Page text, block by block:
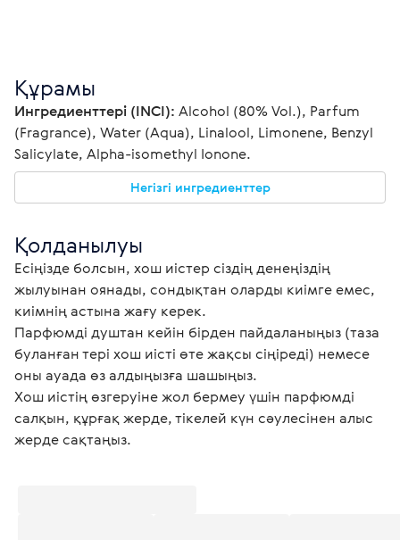
Құрамы
Ингредиенттері (INCI): Alcohol (80% Vol.), Parfum
(Fragrance), Water (Aqua), Linalool, Limonene, Benzyl
Salicylate, Alpha-isomethyl Ionone.
Негізгі ингредиенттер
Қолданылуы
Есіңізде болсын, хош иістер сіздің денеңіздің
жылуынан оянады, сондықтан оларды киімге емес,
киімнің астына жағу керек.
Парфюмді душтан кейін бірден пайдаланыңыз (таза
буланған тері хош иісті өте жақсы сіңіреді) немесе
оны ауада өз алдыңызға шашыңыз.
Хош иістің өзгеруіне жол бермеу үшін парфюмді
салқын, құрғақ жерде, тікелей күн сәулесінен алыс
жерде сақтаңыз.